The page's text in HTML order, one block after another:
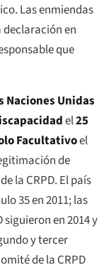
Las enmiendas
declaración en
que
Naciones Unidas
el25
Facultativoel
de
la CRPD. El país
35 en 2011; las
siguieron en 2014 y
y tercer
de la CRPD